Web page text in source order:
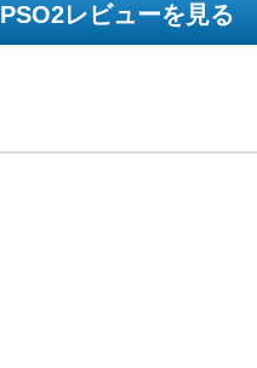
PSO2レビューを見る